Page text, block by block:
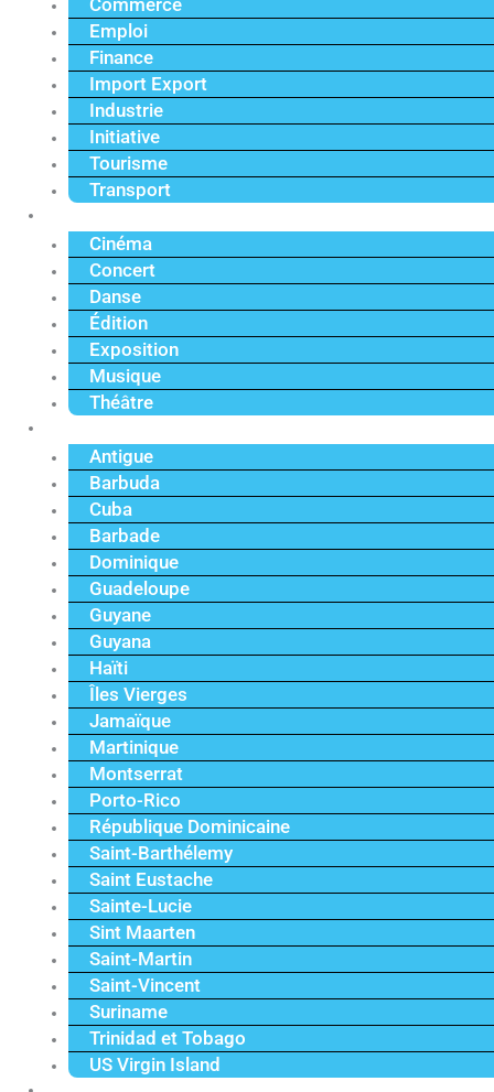
Commerce
Emploi
Finance
Import Export
Industrie
Initiative
Tourisme
Transport
Cinéma
Concert
Danse
Édition
Exposition
Musique
Théâtre
Antigue
Barbuda
Cuba
Barbade
Dominique
Guadeloupe
Guyane
Guyana
Haïti
Îles Vierges
Jamaïque
Martinique
Montserrat
Porto-Rico
République Dominicaine
Saint-Barthélemy
Saint Eustache
Sainte-Lucie
Sint Maarten
Saint-Martin
Saint-Vincent
Suriname
Trinidad et Tobago
US Virgin Island